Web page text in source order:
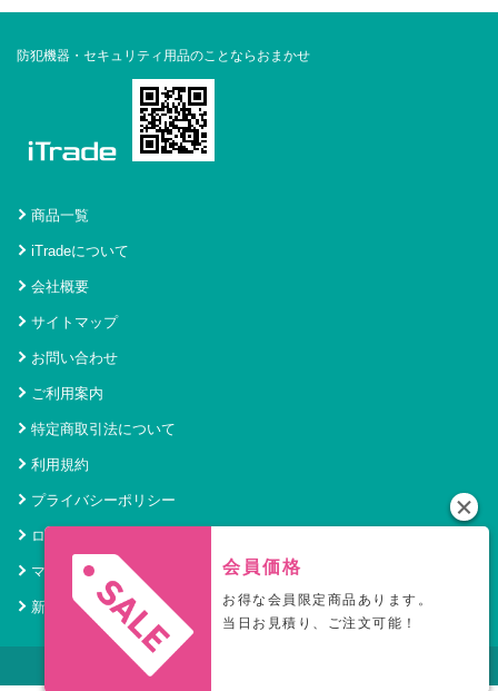
防犯機器・セキュリティ用品のことならおまかせ
商品一覧
iTradeについて
会社概要
サイトマップ
お問い合わせ
ご利用案内
特定商取引法について
利用規約
プライバシーポリシー
ログイン
マイページ
新規会員登録
© 2021 アイトレード Powered by SecurityHouse.
会員価格
お得な会員限定商品あります。
当日お見積り、ご注文可能！